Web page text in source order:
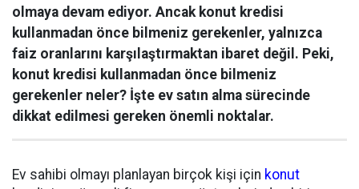
olmaya devam ediyor. Ancak konut kredisi
kullanmadan önce bilmeniz gerekenler, yalnızca
faiz oranlarını karşılaştırmaktan ibaret değil. Peki,
konut kredisi kullanmadan önce bilmeniz
gerekenler neler? İşte ev satın alma sürecinde
dikkat edilmesi gereken önemli noktalar.
Ev sahibi olmayı planlayan birçok kişi için konut